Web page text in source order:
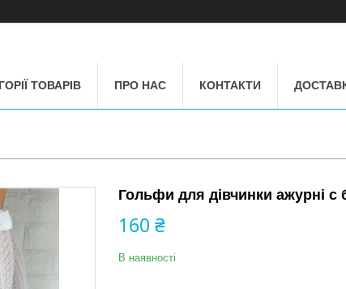
ТОВАРІВ ПРО НАС КОНТАКТИ
Гольфи для дівчинки ажурні с
160 ₴
В наявності